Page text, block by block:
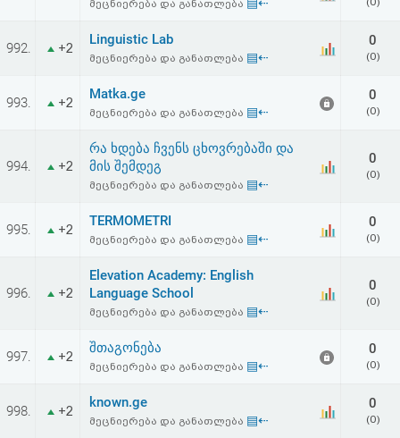
მეცნიერება და განათლება
992. +2
Linguistic Lab
მეცნიერება და განათლება ▤⇠
0
(0)
993. +2
Matka.ge
მეცნიერება და განათლება ▤⇠
0
(0)
994. +2
რა ხდება ჩვენს ცხოვრებაში და
მის შემდეგ
მეცნიერება და განათლება ▤⇠
0
(0)
995. +2
TERMOMETRI
მეცნიერება და განათლება ▤⇠
0
(0)
996. +2
Elevation Academy: English
Language School
მეცნიერება და განათლება ▤⇠
0
(0)
997. +2
შთაგონება
მეცნიერება და განათლება ▤⇠
0
(0)
998. +2
known.ge
მეცნიერება და განათლება ▤⇠
0
(0)